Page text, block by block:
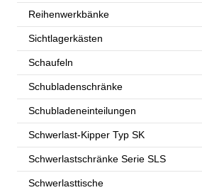
Reihenwerkbänke
Sichtlagerkästen
Schaufeln
Schubladenschränke
Schubladeneinteilungen
Schwerlast-Kipper Typ SK
Schwerlastschränke Serie SLS
Schwerlasttische